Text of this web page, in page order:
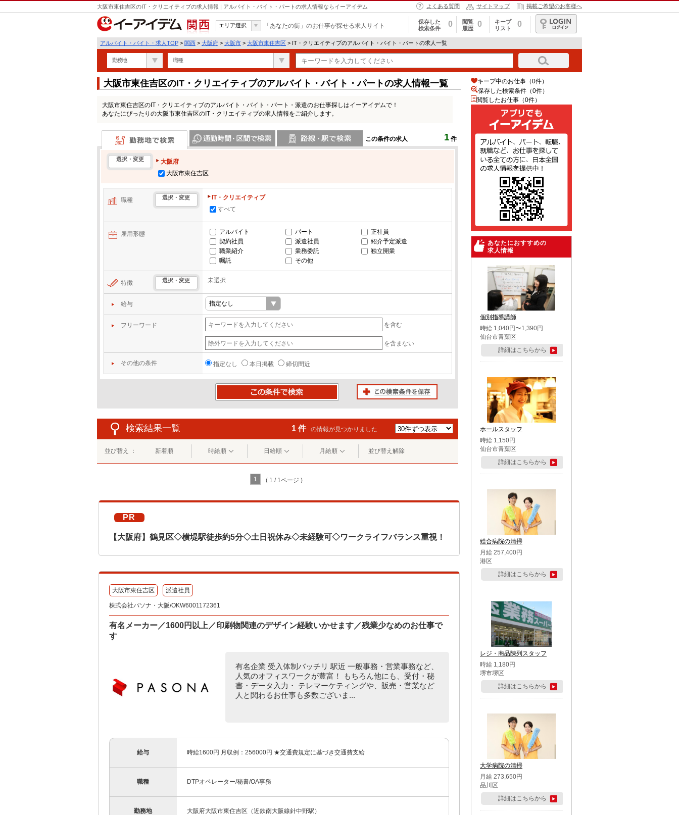
大阪市東住吉区のIT・クリエイティブの求人情報 | アルバイト・バイト・パートの求人情報ならイーアイデム よくある質問 サイトマップ 掲載ご希望のお客様へ
関西
エリア選択 「あなたの街」のお仕事が探せる求人サイト
保存した
検索条件
0
閲覧
履歴
0
キープ
リスト
0
ログイン
アルバイト・バイト・求人TOP > 関西 > 大阪府 > 大阪市 > 大阪市東住吉区 > IT・クリエイティブのアルバイト・バイト・パートの求人一覧
勤務地 職種
大阪市東住吉区のIT・クリエイティブのアルバイト・バイト・パートの求人情報一覧
大阪市東住吉区のIT・クリエイティブのアルバイト・バイト・パート・派遣のお仕事探しはイーアイデムで！
あなたにぴったりの大阪市東住吉区のIT・クリエイティブの求人情報をご紹介します。
この条件の求人 1 件
勤務地で検索
選択・変更
大阪府
大阪市東住吉区
職種 選択・変更
IT・クリエイティブ
すべて
雇用形態 アルバイト パート
正社員
契約社員
派遣社員
紹介予定派遣
職業紹介
業務委託
独立開業
嘱託
その他
特徴 選択・変更 未選択
給与
フリーワード を含む
を含まない
その他の条件 指定なし 本日掲載 締切間近
検索結果一覧 1 件 の情報が見つかりました
並び替え ： 新着順 時給順 日給順 月給順 並び替え解除
1 ( 1 / 1ページ )
PR
【大阪府】鶴見区◇横堤駅徒歩約5分◇土日祝休み◇未経験可◇ワークライフバランス重視！
大阪市東住吉区 派遣社員
株式会社パソナ・大阪/OKW6001172361
有名メーカー／1600円以上／印刷物関連のデザイン経験いかせます／残業少なめのお仕事で
す
有名企業 受入体制バッチリ 駅近 一般事務・営業事務など、
人気のオフィスワークが豊富！ もちろん他にも、受付・秘
書・データ入力・ テレマーケティングや、販売・営業など
人と関わるお仕事も多数ございま...
給与 時給1600円 月収例：256000円 ★交通費規定に基づき交通費支給
職種 DTPオペレーター/秘書/OA事務
勤務地 大阪府大阪市東住吉区（近鉄南大阪線針中野駅）
キープ中のお仕事（0件）
保存した検索条件（0件）
閲覧したお仕事（0件）
あなたにおすすめの
求人情報
個別指導講師
時給 1,040円〜1,390円
仙台市青葉区
詳細はこちらから
ホールスタッフ
時給 1,150円
仙台市青葉区
詳細はこちらから
総合病院の清掃
月給 257,400円
港区
詳細はこちらから
レジ・商品陳列スタッフ
時給 1,180円
堺市堺区
詳細はこちらから
大学病院の清掃
月給 273,650円
品川区
詳細はこちらから